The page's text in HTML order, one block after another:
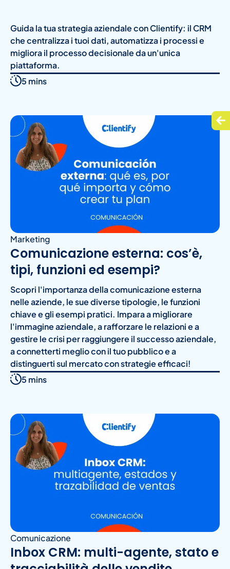
Guida la tua strategia aziendale con Clientify: il CRM
che centralizza i tuoi dati, automatizza i processi e
migliora il processo decisionale da un'unica
piattaforma.
5 mins
Marketing
Comunicazione esterna: cos’è,
tipi, funzioni ed esempi?
Scopri l'importanza della comunicazione esterna
nelle aziende, le sue diverse tipologie, le funzioni
chiave e gli esempi pratici. Impara a migliorare
l'immagine aziendale, a rafforzare le relazioni e a
gestire le crisi per raggiungere il successo aziendale,
a connetterti meglio con il tuo pubblico e a
distinguerti sul mercato con strategie efficaci!
5 mins
Comunicazione
Inbox CRM: multi-agente, stato e